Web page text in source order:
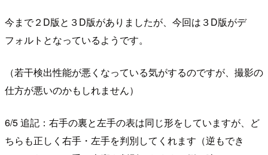
今まで２D版と３D版がありましたが、今回は３D版がデ
フォルトとなっているようです。
（若干検出性能が悪くなっている気がするのですが、撮影の
仕方が悪いのかもしれません）
6/5 追記：右手の裏と左手の表は同じ形をしていますが、ど
ちらも正しく右手・左手を判別してくれます（逆もでき